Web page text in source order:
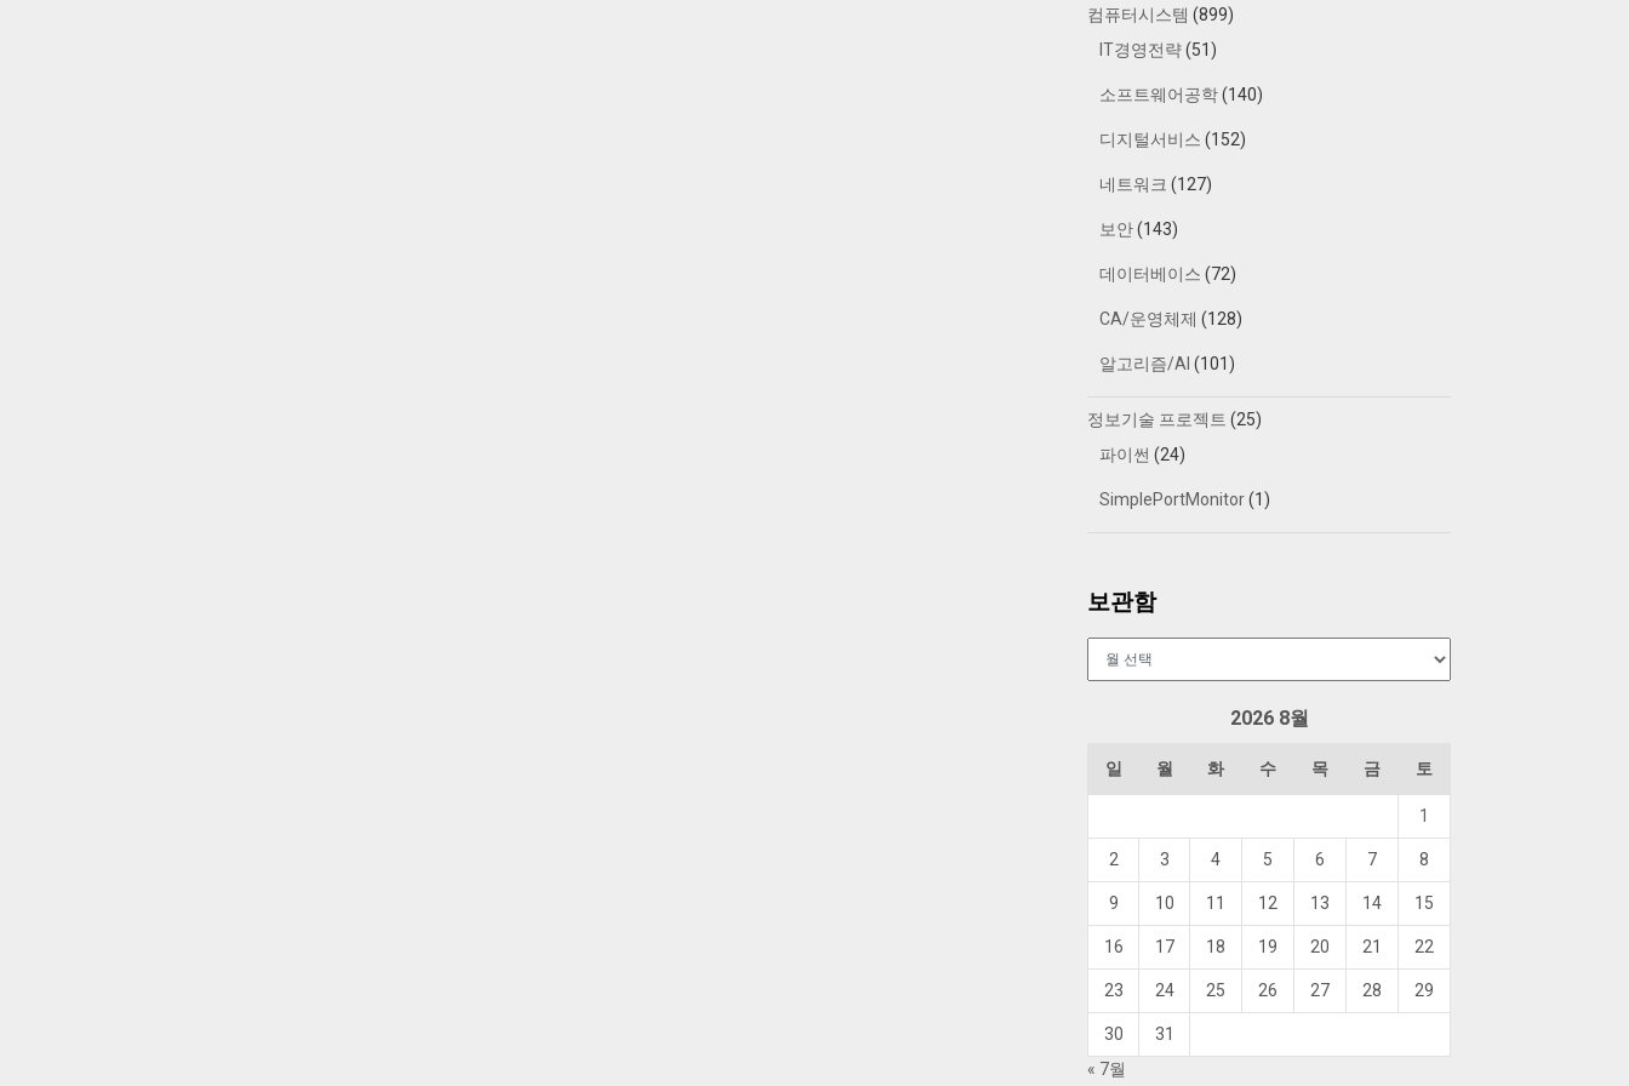
컴퓨터시스템 (899)
IT경영전략(51)
소프트웨어공학(140)
디지털서비스 (152)
네트워크 (127)
보안(143)
데이터베이스 (72)
CA/운영체제 (128)
알고리즘/AI (101)
정보기술 프로젝트 (25)
파이썬 (24)
SimplePortMonitor(1)
보관함
2026 8월
일 월 화 수 목 금 토
1
2 3 4 5 6 7 8
9 10 11 12 13 14 15
16 17 18 19 20 21 22
23 24 25 26 27 28 29
30
31
« 7월